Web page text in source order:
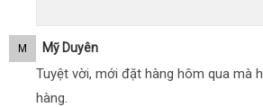
M Mỹ Duyên
Tuyệt vời, mới đặt hàng hôm qua mà
hàng.